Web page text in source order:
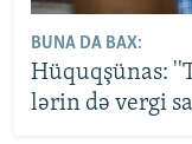
BUNA DA BAX:
Hüquqşünas:
lərin də vergi